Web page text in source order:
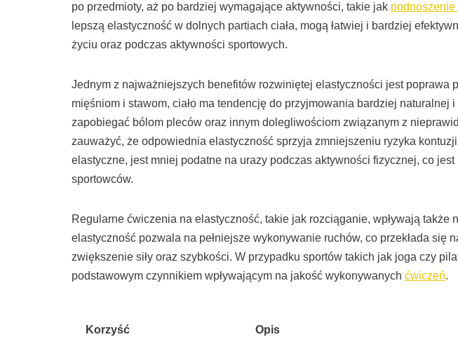
po przedmioty, aż po bardziej wymagające aktywności, takie jak podnoszenie
lepszą elastyczność w dolnych partiach ciała, mogą łatwiej i bardziej
życiu oraz podczas aktywności sportowych.
Jednym z najważniejszych benefitów rozwiniętej elastyczności jest poprawa
mięśniom i stawom, ciało ma tendencję do przyjmowania bardziej naturalnej
zapobiegać bólom pleców oraz innym dolegliwościom związanym z
zauważyć, że odpowiednia elastyczność sprzyja zmniejszeniu ryzyka
elastyczne, jest mniej podatne na urazy podczas aktywności fizycznej, co jest
sportowców.
Regularne ćwiczenia na elastyczność, takie jak rozciąganie, wpływają także
elastyczność pozwala na pełniejsze wykonywanie ruchów, co przekłada się
zwiększenie siły oraz szybkości. W przypadku sportów takich jak joga czy
podstawowym czynnikiem wpływającym na jakość wykonywanych ćwiczeń.
Korzyść Opis